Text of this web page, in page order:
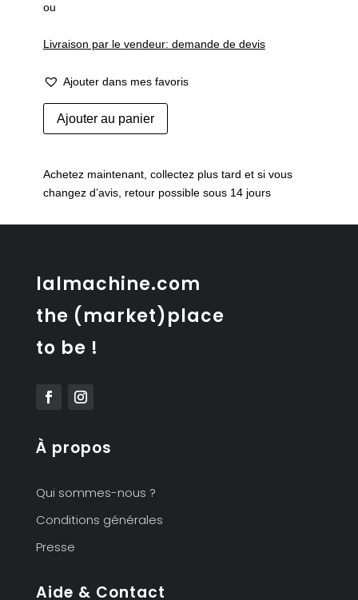
ou
Livraison par le vendeur: demande de devis
Ajouter dans mes favoris
quantité
de
Ake
Ajouter au panier
Achetez maintenant, collectez plus tard et si vous
changez d’avis, retour possible sous 14 jours
lalmachine.com
the (market)place
to be !
À propos
Qui sommes-nous ?
Conditions générales
Presse
Aide & Contact